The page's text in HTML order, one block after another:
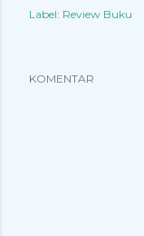
Label: Review Buku
KOMENTAR